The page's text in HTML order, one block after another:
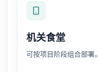
机关食堂
可按项目阶段组合部署。